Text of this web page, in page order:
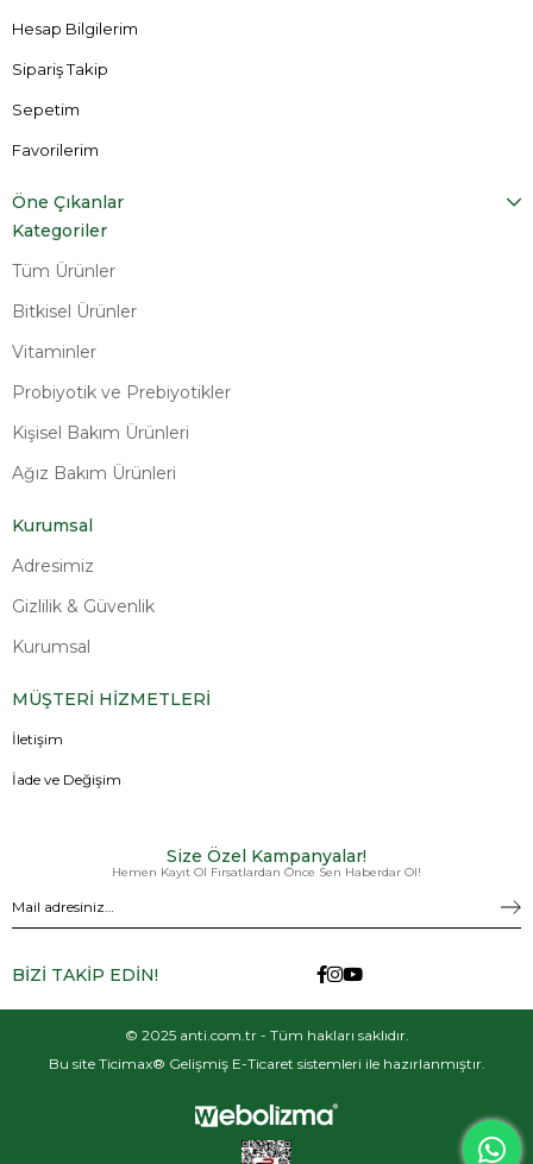
Hesap Bilgilerim
Sipariş Takip
Sepetim
Favorilerim
Öne Çıkanlar
Kategoriler
Tüm Ürünler
Bitkisel Ürünler
Vitaminler
Probiyotik ve Prebiyotikler
Kişisel Bakım Ürünleri
Ağız Bakım Ürünleri
Kurumsal
Adresimiz
Gizlilik & Güvenlik
Kurumsal
MÜŞTERİ HİZMETLERİ
İletişim
İade ve Değişim
Size Özel Kampanyalar!
Hemen Kayıt Ol Fırsatlardan Önce Sen Haberdar Ol!
BİZİ TAKİP EDİN!
© 2025 anti.com.tr - Tüm hakları saklıdır.
Bu site Ticimax® Gelişmiş E-Ticaret sistemleri ile hazırlanmıştır.